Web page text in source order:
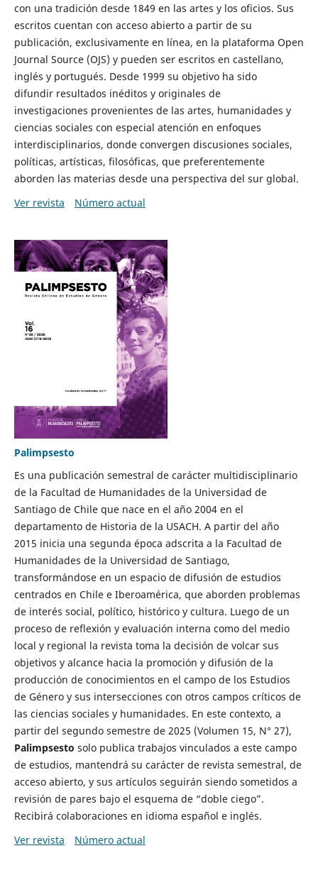
con una tradición desde 1849 en las artes y los oficios. Sus
escritos cuentan con acceso abierto a partir de su
publicación, exclusivamente en línea, en la plataforma Open
Journal Source (OJS) y pueden ser escritos en castellano,
inglés y portugués. Desde 1999 su objetivo ha sido
difundir resultados inéditos y originales de
investigaciones provenientes de las artes, humanidades y
ciencias sociales con especial atención en enfoques
interdisciplinarios, donde convergen discusiones sociales,
políticas, artísticas, filosóficas, que preferentemente
aborden las materias desde una perspectiva del sur global.
Ver revista
Número actual
Palimpsesto
Es una publicación semestral de carácter multidisciplinario
de la Facultad de Humanidades de la Universidad de
Santiago de Chile que nace en el año 2004 en el
departamento de Historia de la USACH. A partir del año
2015 inicia una segunda época adscrita a la Facultad de
Humanidades de la Universidad de Santiago,
transformándose en un espacio de difusión de estudios
centrados en Chile e Iberoamérica, que aborden problemas
de interés social, político, histórico y cultura. Luego de un
proceso de reflexión y evaluación interna como del medio
local y regional la revista toma la decisión de volcar sus
objetivos y alcance hacia la promoción y difusión de la
producción de conocimientos en el campo de los Estudios
de Género y sus intersecciones con otros campos críticos de
las ciencias sociales y humanidades. En este contexto, a
partir del segundo semestre de 2025 (Volumen 15, N° 27),
Palimpsesto solo publica trabajos vinculados a este campo
de estudios, mantendrá su carácter de revista semestral, de
acceso abierto, y sus artículos seguirán siendo sometidos a
revisión de pares bajo el esquema de “doble ciego”.
Recibirá colaboraciones en idioma español e inglés.
Ver revista
Número actual